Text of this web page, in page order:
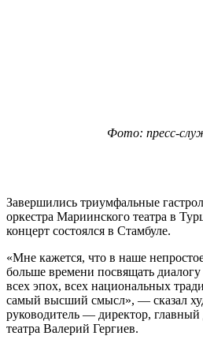
Фото: пресс-
Завершились триумфальные
оркестра Мариинского театра в
концерт состоялся в Стамбуле.
«Мне кажется, что в наше
больше времени посвящать
всех эпох, всех национальных
самый высший смысл», — сказал
руководитель — директор,
театра Валерий Гергиев.